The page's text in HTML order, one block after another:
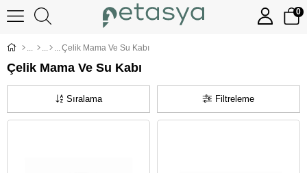
0
Çelik Mama Ve Su Kabı
Çelik Mama Ve Su Kabı
Filtreleme
Sıralama